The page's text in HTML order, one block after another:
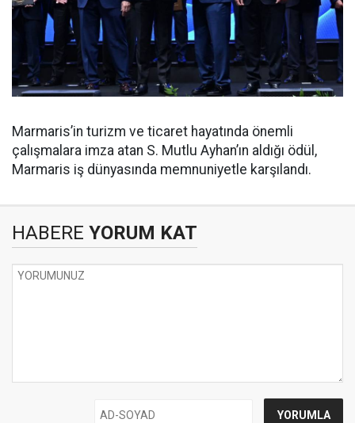
Marmaris’in turizm ve ticaret hayatında önemli
çalışmalara imza atan S. Mutlu Ayhan’ın aldığı ödül,
Marmaris iş dünyasında memnuniyetle karşılandı.
HABERE YORUM KAT